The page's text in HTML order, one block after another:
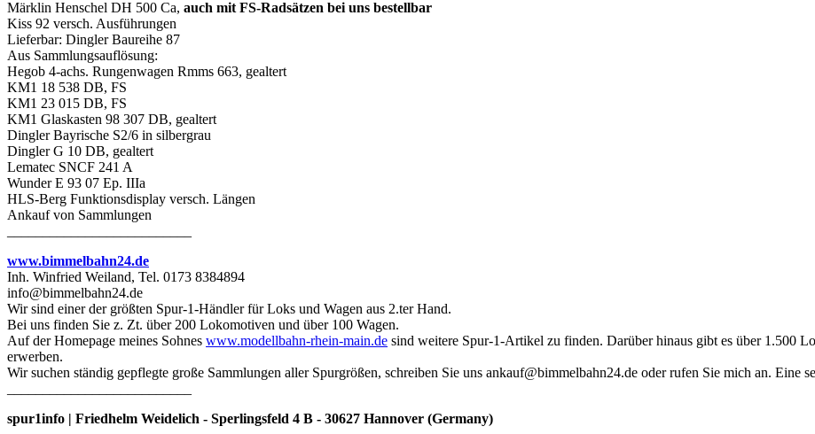
Märklin Henschel DH 500 Ca, auch mit FS-Radsätzen bei uns bestellbar
Kiss 92 versch. Ausführungen
Lieferbar: Dingler Baureihe 87
Aus Sammlungsauflösung:
Hegob 4-achs. Rungenwagen Rmms 663, gealtert
KM1 18 538 DB, FS
KM1 23 015 DB, FS
KM1 Glaskasten 98 307 DB, gealtert
Dingler Bayrische S2/6 in silbergrau
Dingler G 10 DB, gealtert
Lematec SNCF 241 A
Wunder E 93 07 Ep. IIIa
HLS-Berg Funktionsdisplay versch. Längen
Ankauf von Sammlungen
www.bimmelbahn24.de
Inh. Winfried Weiland, Tel. 0173 8384894
info@bimmelbahn24.de
Wir sind einer der größten Spur-1-Händler für Loks und Wagen aus 2.ter Hand.
Bei uns finden Sie z. Zt. über 200 Lokomotiven und über 100 Wagen.
Auf der Homepage meines Sohnes www.modellbahn-rhein-main.de sind weitere Spur-1-Artikel zu finden. Darüber hinaus gibt es über 1.500
erwerben.
Wir suchen ständig gepflegte große Sammlungen aller Spurgrößen, schreiben Sie uns ankauf@bimmelbahn24.de oder rufen Sie mich an. Eine
spur1info | Friedhelm Weidelich - Sperlingsfeld 4 B - 30627 Hannover (Germany)